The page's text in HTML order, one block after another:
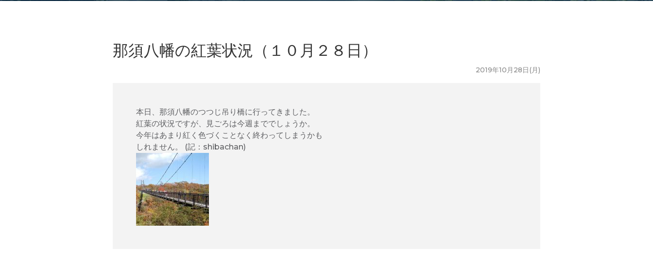
那須八幡の紅葉状況（１０月２８日）
2019年10月28日(月)
本日、那須八幡のつつじ吊り橋に行ってきました。
紅葉の状況ですが、見ごろは今週まででしょうか。
今年はあまり紅く色づくことなく終わってしまうかも
しれません。 (記：shibachan)